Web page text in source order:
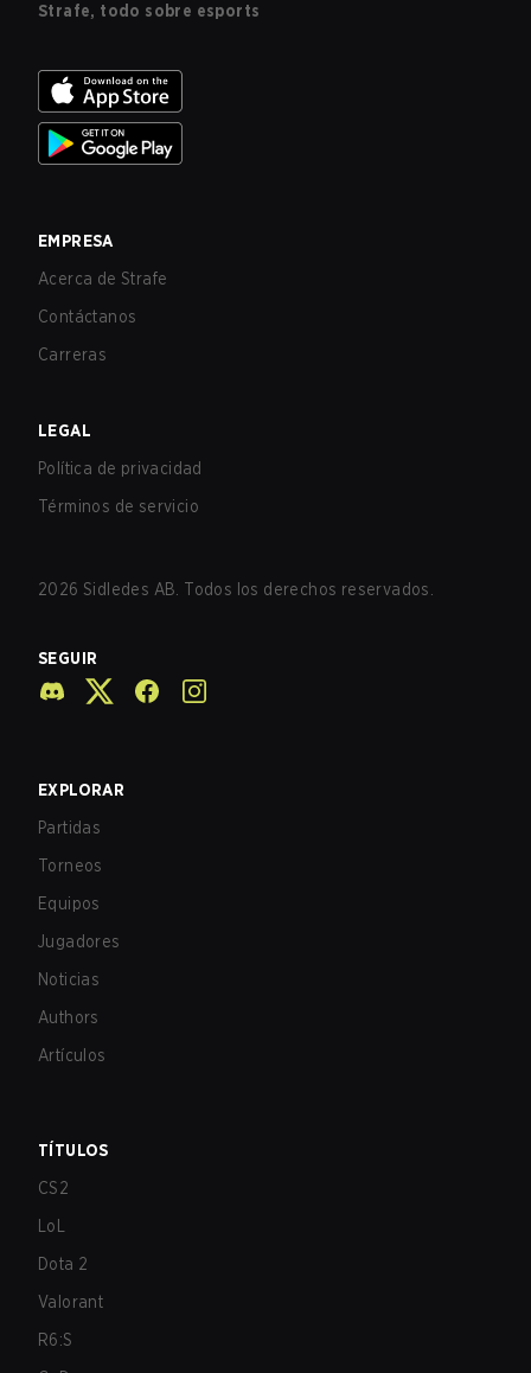
Strafe, todo sobre esports
EMPRESA
Acerca de Strafe
Contáctanos
Carreras
LEGAL
Política de privacidad
Términos de servicio
2026 Sidledes AB. Todos los derechos reservados.
SEGUIR
EXPLORAR
Partidas
Torneos
Equipos
Jugadores
Noticias
Authors
Artículos
TÍTULOS
CS2
LoL
Dota 2
Valorant
R6:S